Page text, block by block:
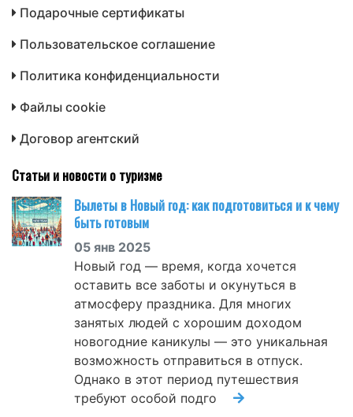
Подарочные сертификаты
Пользовательское соглашение
Политика конфиденциальности
Файлы cookie
Договор агентский
Статьи и новости о туризме
Вылеты в Новый год: как подготовиться и к чему
быть готовым
05 янв 2025
Новый год — время, когда хочется
оставить все заботы и окунуться в
атмосферу праздника. Для многих
занятых людей с хорошим доходом
новогодние каникулы — это уникальная
возможность отправиться в отпуск.
Однако в этот период путешествия
требуют особой подго